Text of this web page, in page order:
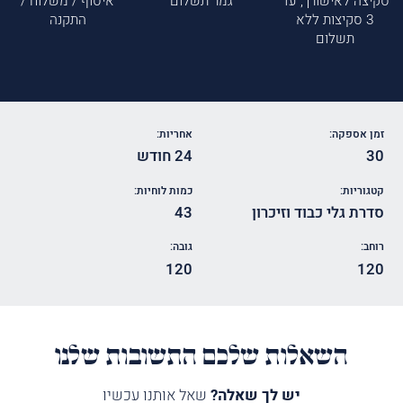
3 סקיצות ללא
תשלום
התקנה
זמן אספקה:
30
אחריות:
24 חודש
קטגוריות:
סדרת גלי כבוד וזיכרון
כמות לוחיות:
43
רוחב:
120
גובה:
120
השאלות שלכם התשובות שלנו
יש לך שאלה? שאל אותנו עכשיו